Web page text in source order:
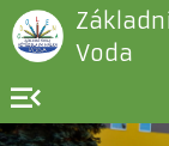
Voda
menu_open